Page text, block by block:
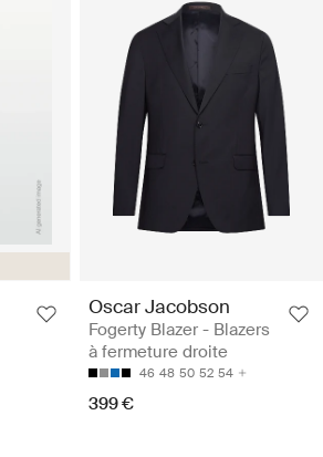
Oscar Jacobson
Fogerty Blazer - Blazers
à fermeture droite
46 48 50 52 54
399 €